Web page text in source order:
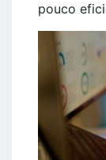
pouco